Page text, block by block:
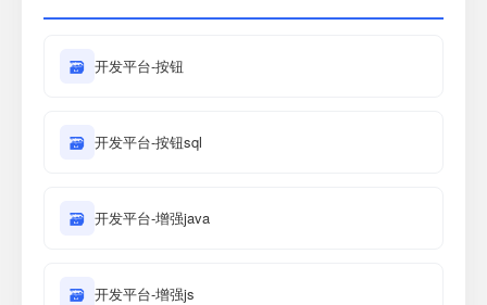
🗃 开发平台-按钮
🗃 开发平台-按钮sql
🗃 开发平台-增强java
🗃 开发平台-增强js